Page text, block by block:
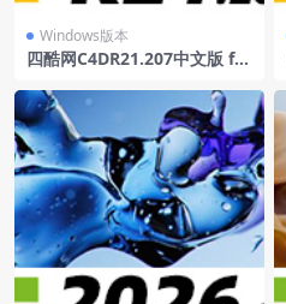
Windows版本
四酷网C4DR21.207中文版 for